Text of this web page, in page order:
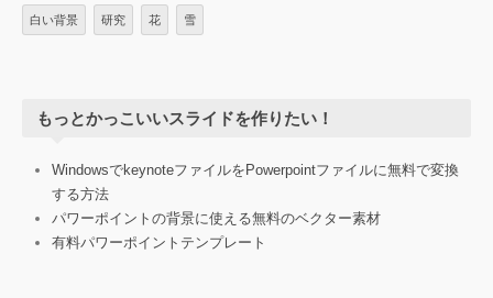
白い背景 研究 花 雪
もっとかっこいいスライドを作りたい！
WindowsでkeynoteファイルをPowerpointファイルに無料で変換
する方法
パワーポイントの背景に使える無料のベクター素材
有料パワーポイントテンプレート